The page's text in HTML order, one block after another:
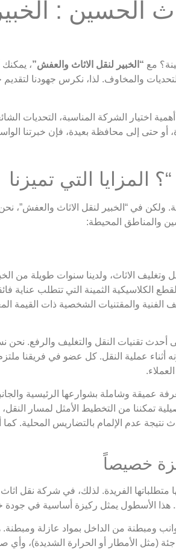
الحسين :
مع “الخبير لنقل الاثاث والعفش”،
والمخاوف. لذا، نكرس جهودنا لتقديم
الشركة المناسبة، التحديات
حتى إلى محافظة بعيدة، فإن خبرتنا
المزايا التي تميزنا
في “الخبير لنقل الاثاث والعفش”،
والمناطق المحيطة:
الاثاث، ولدينا سنوات طويلة من
الكلاسيكية الثمينة التي تتطلب عناية
الفنية والمقتنيات الشخصية ذات القيمة
أحدث تقنيات النقل والتغليف والرفع.
أثناء عملية النقل. كل عضو في فريقنا
عميقة وشاملة بشوارعها الرئيسية
تمكننا من التخطيط الأمثل لمسار
الإلمام بالتضاريس المحلية. كما أننا
الفريدة. لذلك، في شركة نقل
هذا الأسطول يمثل ركيزة أساسية في
ومبطنة من الداخل بمواد عازلة
(مثل الأمطار أو الحرارة الشديدة)،